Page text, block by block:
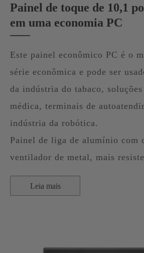
Painel de toque de 10,1
em uma economia PC
Este painel econômico PC é o
série econômica e pode ser
da indústria do tabaco,
médica, terminais de
indústria da robótica.
Painel de liga de alumínio com
ventilador de metal, mais
Leia mais